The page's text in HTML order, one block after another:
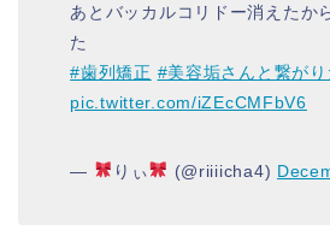
あとバッカルコリドー消えたか
た
#歯列矯正 #美容垢さんと繋がり
pic.twitter.com/iZEcCMFbV6
— りぃ (@riiiicha4)